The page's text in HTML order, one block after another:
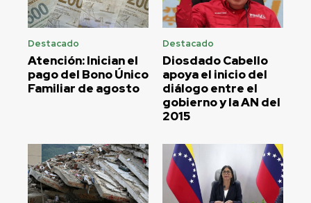
Destacado
Atención: Inician el
pago del Bono Único
Familiar de agosto
Destacado
Diosdado Cabello
apoya el inicio del
diálogo entre el
gobierno y la AN del
2015